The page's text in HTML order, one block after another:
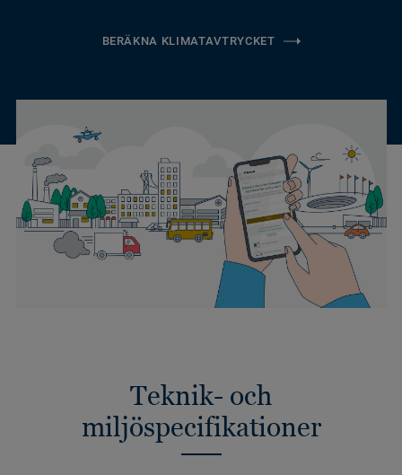
BERÄKNA KLIMATAVTRYCKET
Teknik- och
miljöspecifikationer